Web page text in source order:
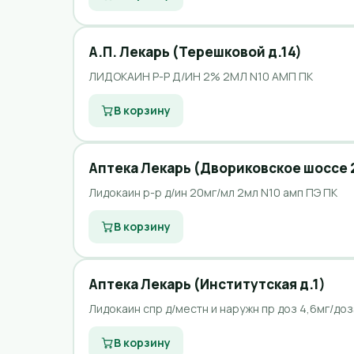
А.П. Лекарь (Терешковой д.14)
ЛИДОКАИН Р-Р Д/ИН 2% 2МЛ N10 АМП ПК
В корзину
Аптека Лекарь (Двориковское шоссе
Лидокаин р-р д/ин 20мг/мл 2мл N10 амп ПЭ ПК
В корзину
Аптека Лекарь (Институтская д.1)
Лидокаин спр д/местн и наружн пр доз 4,6мг/
В корзину